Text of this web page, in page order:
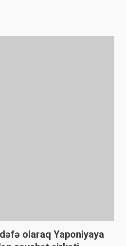
olaraq Yaponiyaya